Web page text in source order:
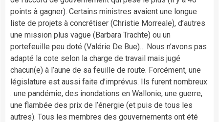
points à gagner). Certains ministres avaient une longue
liste de projets à concrétiser (Christie Morreale), d’autres
une mission plus vague (Barbara Trachte) ou un
portefeuille peu doté (Valérie De Bue)… Nous n’avons pas
adapté la cote selon la charge de travail mais jugé
chacun(e) à l’aune de sa feuille de route. Forcément, une
législature est aussi faite d’imprévus. Ils furent nombreux
: une pandémie, des inondations en Wallonie, une guerre,
une flambée des prix de l’énergie (et puis de tous les
autres). Tous les membres des gouvernements ont été